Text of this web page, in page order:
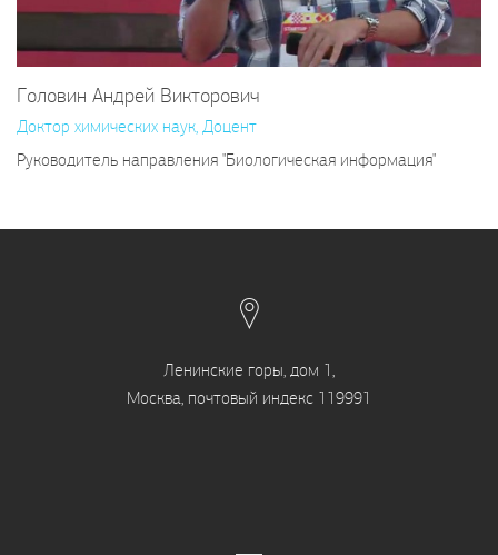
Головин Андрей Викторович
Доктор химических наук, Доцент
Руководитель направления "Биологическая информация"
Ленинские горы, дом 1,
Москва, почтовый индекс 119991